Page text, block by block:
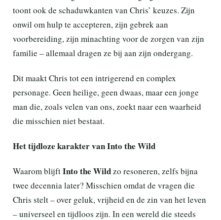
toont ook de schaduwkanten van Chris’ keuzes. Zijn
onwil om hulp te accepteren, zijn gebrek aan
voorbereiding, zijn minachting voor de zorgen van zijn
familie – allemaal dragen ze bij aan zijn ondergang.
Dit maakt Chris tot een intrigerend en complex
personage. Geen heilige, geen dwaas, maar een jonge
man die, zoals velen van ons, zoekt naar een waarheid
die misschien niet bestaat.
Het tijdloze karakter van Into the Wild
Waarom blijftInto the Wildzo resoneren, zelfs bijna
twee decennia later? Misschien omdat de vragen die
Chris stelt – over geluk, vrijheid en de zin van het leven
– universeel en tijdloos zijn. In een wereld die steeds